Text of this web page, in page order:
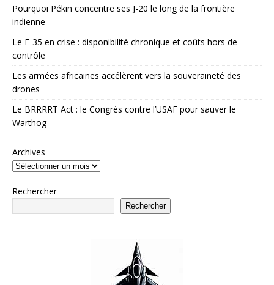
Pourquoi Pékin concentre ses J-20 le long de la frontière
indienne
Le F-35 en crise : disponibilité chronique et coûts hors de
contrôle
Les armées africaines accélèrent vers la souveraineté des
drones
Le BRRRRT Act : le Congrès contre l’USAF pour sauver le
Warthog
Archives
Rechercher
Rechercher